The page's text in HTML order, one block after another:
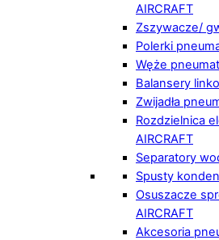
AIRCRAFT
Zszywacze/
Polerki
Węże
Balansery
Zwijadła
Rozdzielnica
AIRCRAFT
Separatory
Spusty
Osuszacze
AIRCRAFT
Akcesoria